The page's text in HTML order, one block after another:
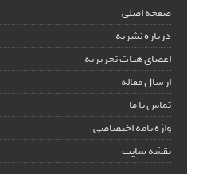
صفحه اصلی
درباره نشریه
اعضای هیات تحریریه
ارسال مقاله
تماس با ما
واژه نامه اختصاصی
نقشه سایت